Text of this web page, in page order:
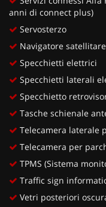
anni di connect plus)
Servosterzo
Navigatore satellitare
Specchietti elettrici
Specchietti laterali
Specchietto
Tasche schienale
Telecamera laterale
Telecamera per
TPMS (Sistema
Traffic sign
Vetri posteriori